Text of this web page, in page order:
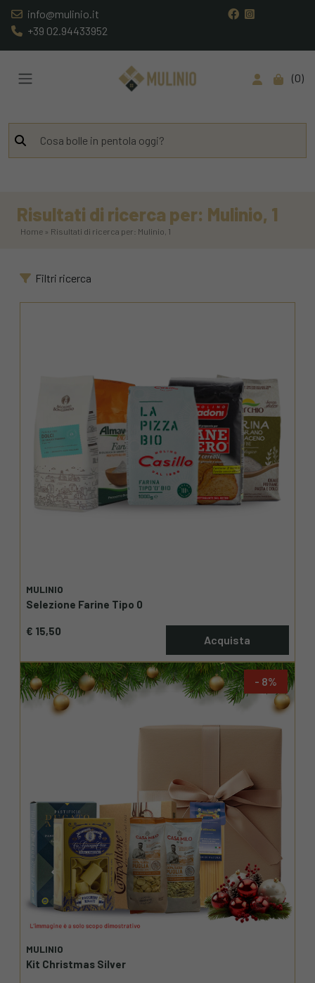
info@mulinio.it
+39 02.94433952
0
Risultati di ricerca per: Mulinio, 1
Home » Risultati di ricerca per: Mulinio, 1
Filtri ricerca
MULINIO
Selezione Farine Tipo 0
€ 15,50
Acquista
8
MULINIO
Kit Christmas Silver